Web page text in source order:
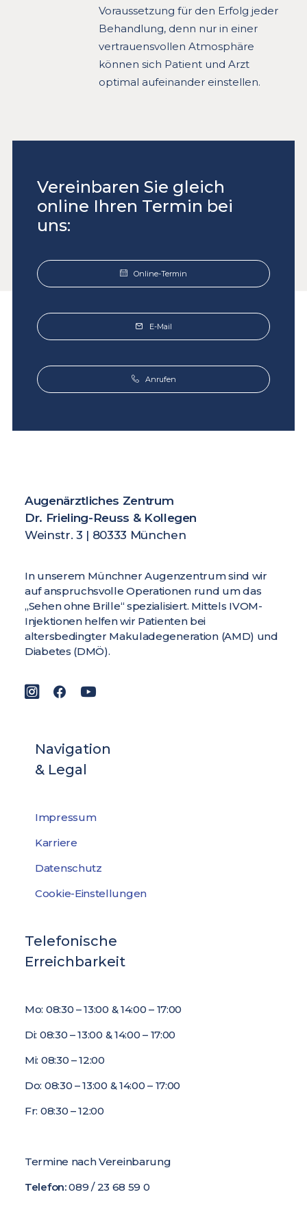
Voraussetzung für den Erfolg jeder
Behandlung, denn nur in einer
vertrauensvollen Atmosphäre
können sich Patient und Arzt
optimal aufeinander einstellen.
Vereinbaren Sie gleich
online Ihren Termin bei
uns:
Online-Termin
E-Mail
Anrufen
Augenärztliches Zentrum
Dr. Frieling-Reuss & Kollegen
Weinstr. 3 | 80333 München
In unserem Münchner Augenzentrum sind wir
auf anspruchsvolle Operationen rund um das
„Sehen ohne Brille“ spezialisiert. Mittels IVOM-
Injektionen helfen wir Patienten bei
altersbedingter Makuladegeneration (AMD) und
Diabetes (DMÖ).
Navigation
& Legal
Impressum
Karriere
Datenschutz
Cookie-Einstellungen
Telefonische
Erreichbarkeit
Mo: 08:30 – 13:00 & 14:00 – 17:00
Di: 08:30 – 13:00 & 14:00 – 17:00
Mi: 08:30 – 12:00
Do: 08:30 – 13:00 & 14:00 – 17:00
Fr: 08:30 – 12:00
Termine nach Vereinbarung
Telefon:089 / 23 68 59 0